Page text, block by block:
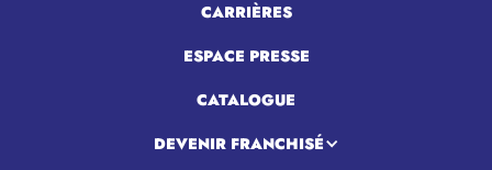
CARRIÈRES
ESPACE PRESSE
CATALOGUE
DEVENIR FRANCHISÉ